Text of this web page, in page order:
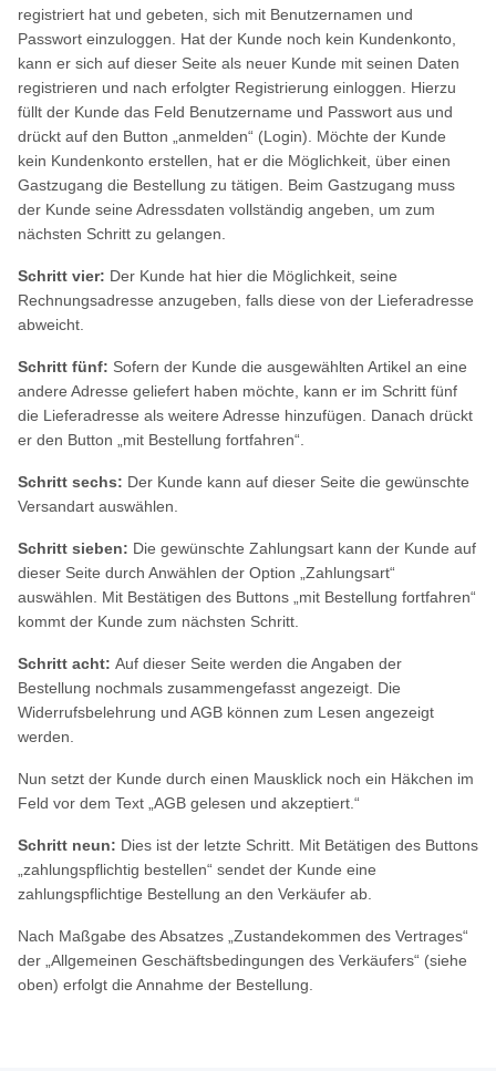
registriert hat und gebeten, sich mit Benutzernamen und
Passwort einzuloggen. Hat der Kunde noch kein Kundenkonto,
kann er sich auf dieser Seite als neuer Kunde mit seinen Daten
registrieren und nach erfolgter Registrierung einloggen. Hierzu
füllt der Kunde das Feld Benutzername und Passwort aus und
drückt auf den Button „anmelden“ (Login). Möchte der Kunde
kein Kundenkonto erstellen, hat er die Möglichkeit, über einen
Gastzugang die Bestellung zu tätigen. Beim Gastzugang muss
der Kunde seine Adressdaten vollständig angeben, um zum
nächsten Schritt zu gelangen.
Schritt vier: Der Kunde hat hier die Möglichkeit, seine
Rechnungsadresse anzugeben, falls diese von der Lieferadresse
abweicht.
Schritt fünf: Sofern der Kunde die ausgewählten Artikel an eine
andere Adresse geliefert haben möchte, kann er im Schritt fünf
die Lieferadresse als weitere Adresse hinzufügen. Danach drückt
er den Button „mit Bestellung fortfahren“.
Schritt sechs: Der Kunde kann auf dieser Seite die gewünschte
Versandart auswählen.
Schritt sieben: Die gewünschte Zahlungsart kann der Kunde auf
dieser Seite durch Anwählen der Option „Zahlungsart“
auswählen. Mit Bestätigen des Buttons „mit Bestellung fortfahren“
kommt der Kunde zum nächsten Schritt.
Schritt acht: Auf dieser Seite werden die Angaben der
Bestellung nochmals zusammengefasst angezeigt. Die
Widerrufsbelehrung und AGB können zum Lesen angezeigt
werden.
Nun setzt der Kunde durch einen Mausklick noch ein Häkchen im
Feld vor dem Text „AGB gelesen und akzeptiert.“
Schritt neun: Dies ist der letzte Schritt. Mit Betätigen des Buttons
„zahlungspflichtig bestellen“ sendet der Kunde eine
zahlungspflichtige Bestellung an den Verkäufer ab.
Nach Maßgabe des Absatzes „Zustandekommen des Vertrages“
der „Allgemeinen Geschäftsbedingungen des Verkäufers“ (siehe
oben) erfolgt die Annahme der Bestellung.